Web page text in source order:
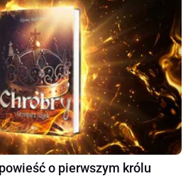
o pierwszym królu